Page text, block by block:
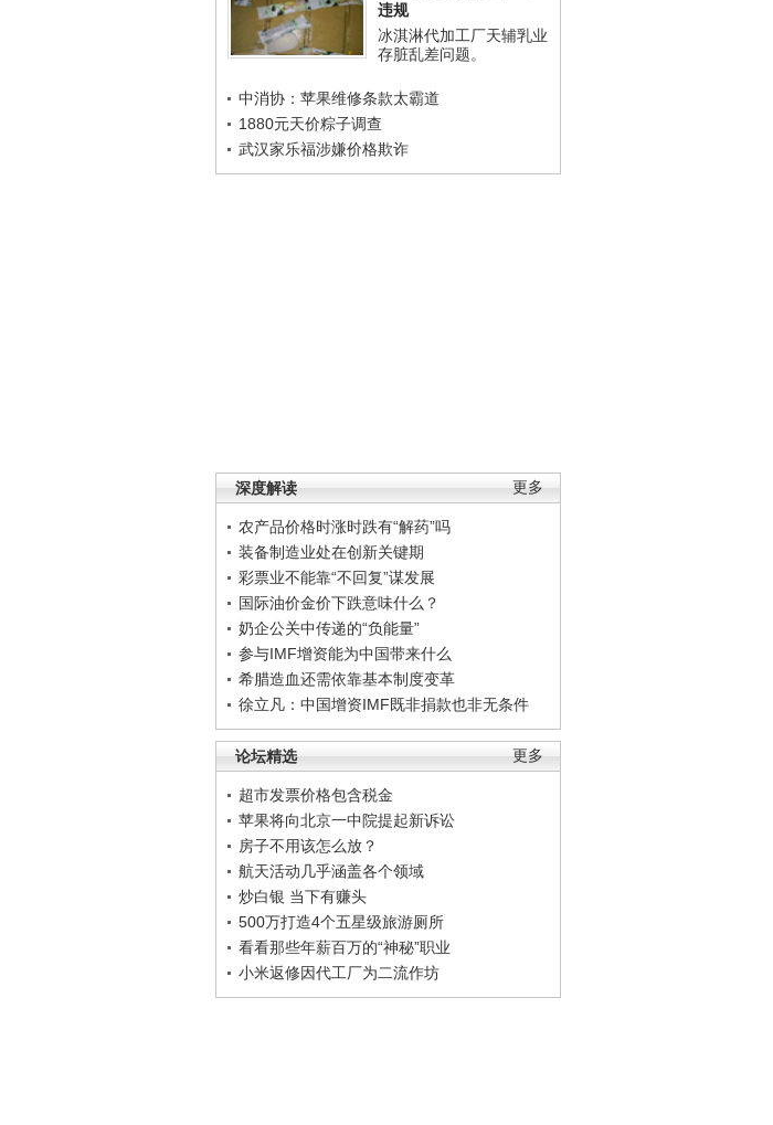
违规
冰淇淋代加工厂天辅乳业
存脏乱差问题。
中消协：苹果维修条款太霸道
1880元天价粽子调查
武汉家乐福涉嫌价格欺诈
更多
深度解读
农产品价格时涨时跌有“解药”吗
装备制造业处在创新关键期
彩票业不能靠“不回复”谋发展
国际油价金价下跌意味什么？
奶企公关中传递的“负能量”
参与IMF增资能为中国带来什么
希腊造血还需依靠基本制度变革
徐立凡：中国增资IMF既非捐款也非无条件
更多
论坛精选
超市发票价格包含税金
苹果将向北京一中院提起新诉讼
房子不用该怎么放？
航天活动几乎涵盖各个领域
炒白银 当下有赚头
500万打造4个五星级旅游厕所
看看那些年薪百万的“神秘”职业
小米返修因代工厂为二流作坊